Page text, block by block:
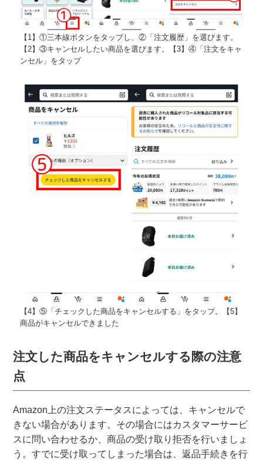
【1】①三本線ボタンをタップし、②「注文履歴」を選びます。
【2】③キャンセルしたい商品を選びます。【3】④「注文をキャ
ンセル」をタップ
【4】⑤「チェックした商品をキャンセルする」をタップ。【5】
商品がキャンセルできました
注文した商品をキャンセルする際の注意
点
Amazon上の注文ステータスによっては、キャンセルで
きない場合があります。その場合にはカスタマーサービ
スに問い合わせるか、商品の受け取り拒否を行いましょ
う。すでに受け取ってしまった場合は、返品手続きを行